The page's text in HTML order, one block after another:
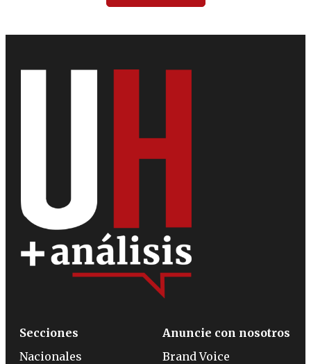
Secciones
Nacionales
Anuncie con nosotros
Brand Voice